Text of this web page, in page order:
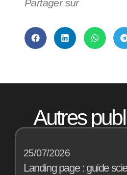
Partager sur
Autres
25/07/2026
Landing page : guide